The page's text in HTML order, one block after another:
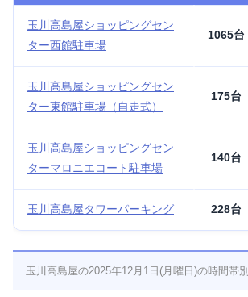
玉川高島屋ショッピングセン
ター西館駐車場
1065台
玉川高島屋ショッピングセン
ター東館駐車場（自走式）
175台
玉川高島屋ショッピングセン
ターマロニエコート駐車場
140台
玉川高島屋タワーパーキング 228台
玉川高島屋の2025年12月1日(月曜日)の時間帯